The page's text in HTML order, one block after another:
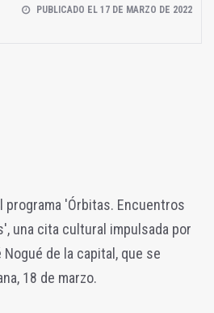
PUBLICADO EL 17 DE MARZO DE 2022
programa 'Órbitas. Encuentros
una cita cultural impulsada por
de la capital, que se
18 de marzo.